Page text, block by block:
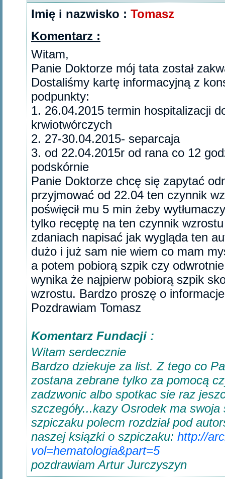
Imię i nazwisko : Tomasz
Komentarz :
Witam,
Panie Doktorze mój tata został
Dostaliśmy kartę informacyjną z
podpunkty:
1. 26.04.2015 termin hospitalizacji
krwiotwórczych
2. 27-30.04.2015- separcaja
3. od 22.04.2015r od rana co 12
podskórnie
Panie Doktorze chcę się zapytać
przyjmować od 22.04 ten czynnik
poświęcił mu 5 min żeby
tylko recęptę na ten czynnik
zdaniach napisać jak wygląda ten
dużo i już sam nie wiem co mam
a potem pobiorą szpik czy
wynika że najpierw pobiorą szpik
wzrostu. Bardzo proszę o
Pozdrawiam Tomasz‎
Komentarz Fundacji :
Witam serdecznie
Bardzo dziekuje za list. Z tego co
zostana zebrane tylko za pomocą
zadzwonic albo spotkac sie raz
szczegóły...kazy Osrodek ma
szpiczaku polecm rozdział pod
naszej ksiązki o szpiczaku: http://
vol=hematologia&part=5
pozdrawiam Artur Jurczyszyn